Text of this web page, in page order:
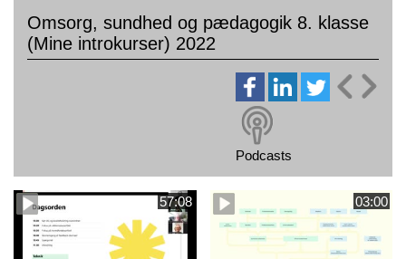
Omsorg, sundhed og pædagogik 8. klasse
(Mine introkurser) 2022
Podcasts
57:08 03:00